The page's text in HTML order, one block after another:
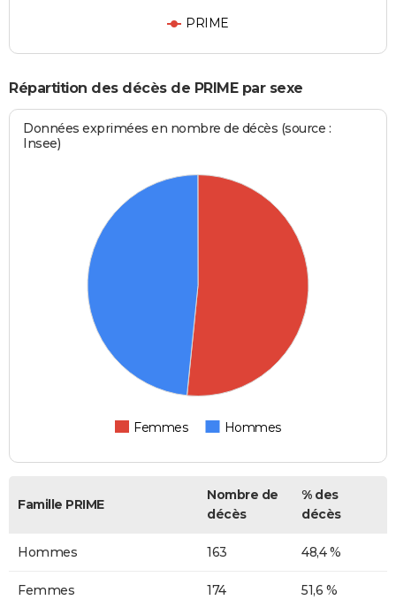
PRIME
Répartition des décès de PRIME par sexe
Données exprimées en nombre de décès (source :
Insee)
Femmes Hommes
Famille PRIME
Nombre de
décès
% des
décès
Hommes 163 48,4 %
Femmes 174 51,6 %